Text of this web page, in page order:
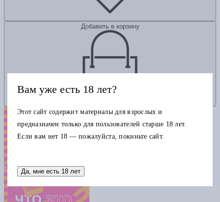
Добавить в корзину
Вам уже есть 18 лет?
Этот сайт содержит материалы для взрослых и
предназначен только для пользователей старше 18 лет.
Если вам нет 18 — пожалуйста, покиньте сайт.
Да, мне есть 18 лет